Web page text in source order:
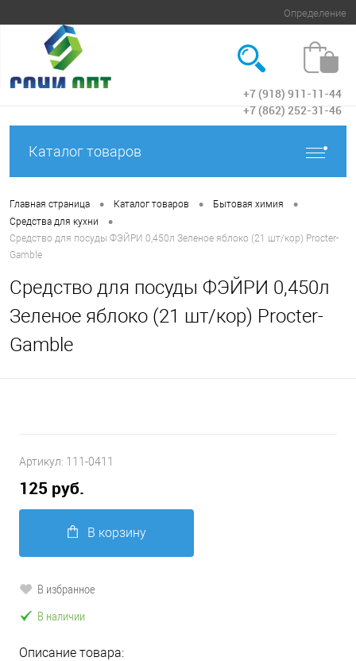
Определение
+7 (918) 911-11-44
+7 (862) 252-31-46
Каталог товаров
Главная страница • Каталог товаров • Бытовая химия •
Средства для кухни •
Средство для посуды ФЭЙРИ 0,450л Зеленое яблоко (21 шт/кор) Procter-
Gamble
Средство для посуды ФЭЙРИ 0,450л
Зеленое яблоко (21 шт/кор) Procter-
Gamble
Артикул: 111-0411
125 руб.
В корзину
В избранное
В наличии
Описание товара: